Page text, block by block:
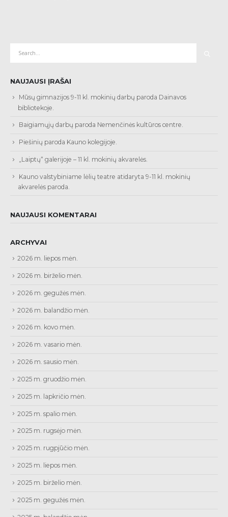
NAUJAUSI ĮRAŠAI
Mūsų gimnazijos 9-11 kl. mokinių darbų paroda Dainavos
bibliotekoje.
Baigiamųjų darbų paroda Nemenčinės kultūros centre.
Piešinių paroda Kauno kolegijoje.
„Laiptų“ galerijoje – 11 kl. mokinių akvarelės.
Kauno valstybiniame lėlių teatre atidaryta 9-11 kl. mokinių
akvarelės paroda.
NAUJAUSI KOMENTARAI
ARCHYVAI
2026 m. liepos mėn.
2026 m. birželio mėn.
2026 m. gegužės mėn.
2026 m. balandžio mėn.
2026 m. kovo mėn.
2026 m. vasario mėn.
2026 m. sausio mėn.
2025 m. gruodžio mėn.
2025 m. lapkričio mėn.
2025 m. spalio mėn.
2025 m. rugsėjo mėn.
2025 m. rugpjūčio mėn.
2025 m. liepos mėn.
2025 m. birželio mėn.
2025 m. gegužės mėn.